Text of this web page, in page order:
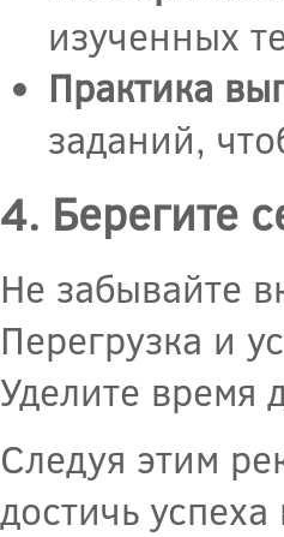
изученных
Практика
заданий,
4. Берегите
Не забывайте
Перегрузка и
Уделите время
Следуя этим
достичь